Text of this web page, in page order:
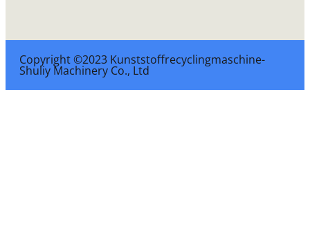
Copyright ©2023 Kunststoffrecyclingmaschine-
Shuliy Machinery Co., Ltd